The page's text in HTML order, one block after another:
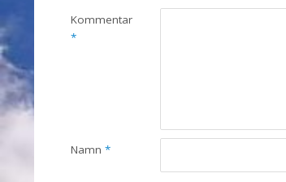
Kommentar
*
Namn *